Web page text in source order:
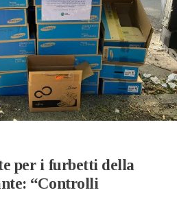
per i furbetti della
“Controlli